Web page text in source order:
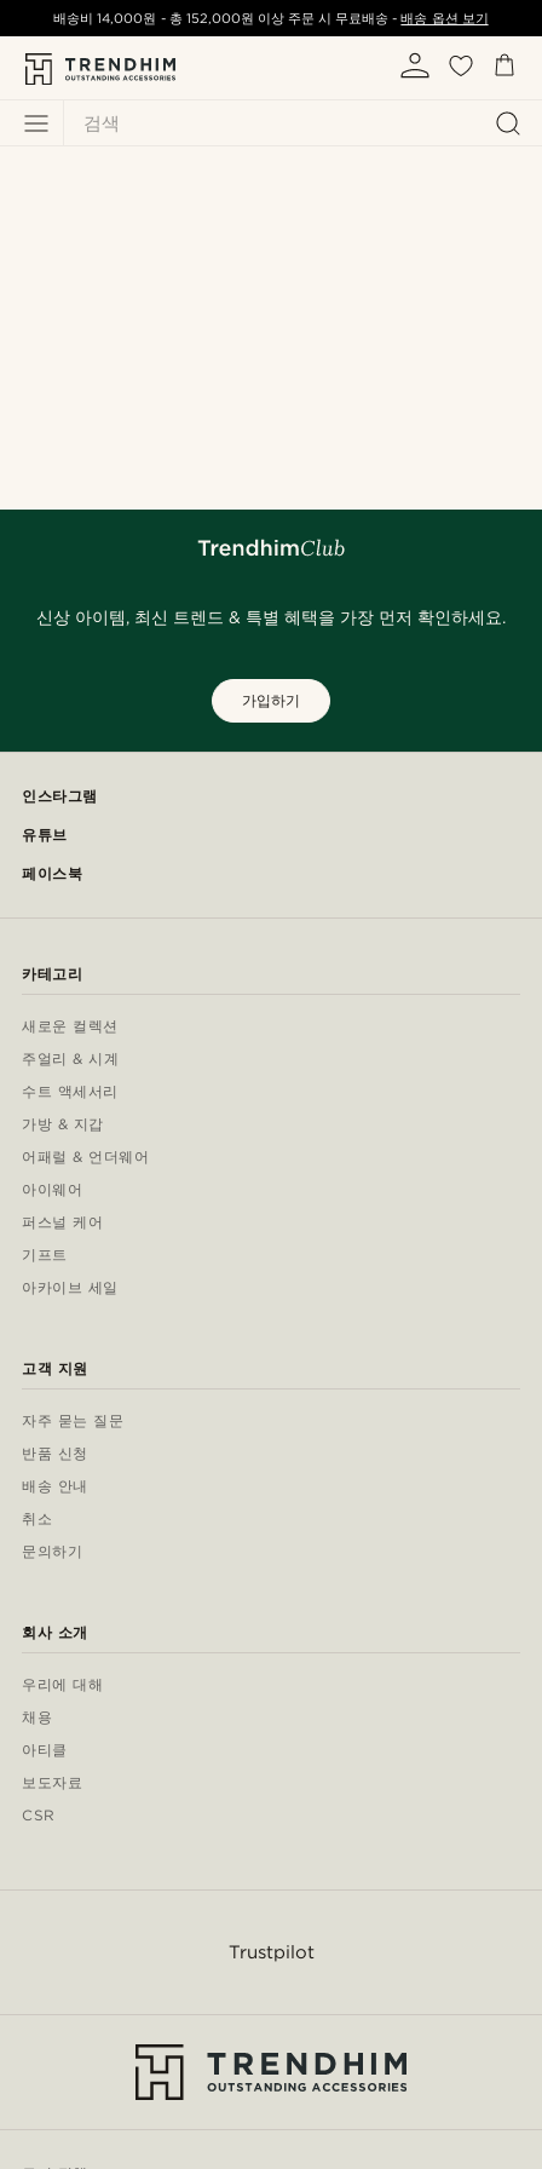
검색
배송비14,000원 - 총 152,000원 이상 주문 시 무료배송 -배송 옵션 보기
신상 아이템, 최신 트렌드 & 특별 혜택을 가장 먼저 확인하세요.
가입하기
인스타그램
유튜브
페이스북
카테고리
새로운 컬렉션
주얼리 & 시계
수트 액세서리
가방 & 지갑
어패럴 & 언더웨어
아이웨어
퍼스널 케어
기프트
아카이브 세일
고객 지원
자주 묻는 질문
반품 신청
배송 안내
취소
문의하기
회사 소개
우리에 대해
채용
아티클
보도자료
CSR
Trustpilot